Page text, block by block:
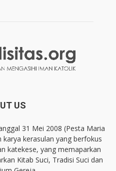
US
31 Mei 2008 (Pesta Maria
kerasulan yang berfokus
katekese, yang memaparkan
Kitab Suci, Tradisi Suci dan